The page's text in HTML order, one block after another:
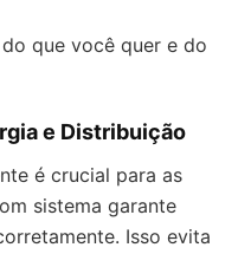
que você quer e do
e Distribuição
é crucial para as
sistema garante
Isso evita